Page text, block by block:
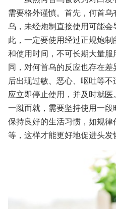
需要格外谨慎。首先，何首
乌，未经炮制直接使用可能
此，一定要使用经过正规炮
和使用时间，不可长期大量
同，对何首乌的反应也存在
后出现过敏、恶心、呕吐等不
应立即停止使用，并及时就
一蹴而就，需要坚持使用一
保持良好的生活习惯，如规
等，这样才能更好地促进头发